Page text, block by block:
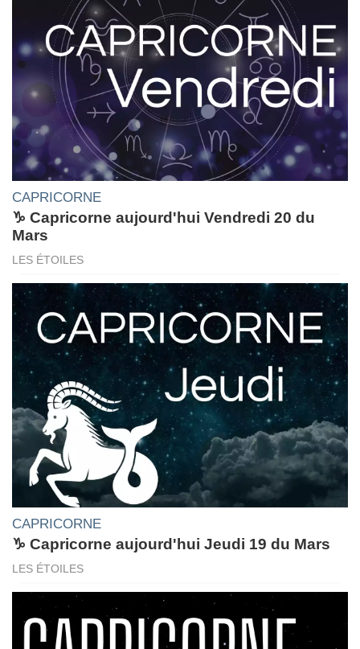
CAPRICORNE
♑ Capricorne aujourd'hui Vendredi 20 du
Mars
LES ÉTOILES
CAPRICORNE
♑ Capricorne aujourd'hui Jeudi 19 du Mars
LES ÉTOILES